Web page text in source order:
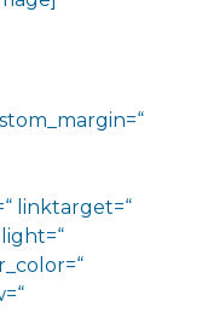
linktarget=“